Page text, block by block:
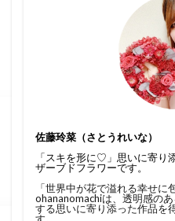
佐藤玲菜（さとうれいな）
「スキを形に♡」思いに寄り
ザーブドフラワーです。
「世界中が花で溢れる幸せ
ohananomachiは、透明感の
する思いに寄り添った作品を